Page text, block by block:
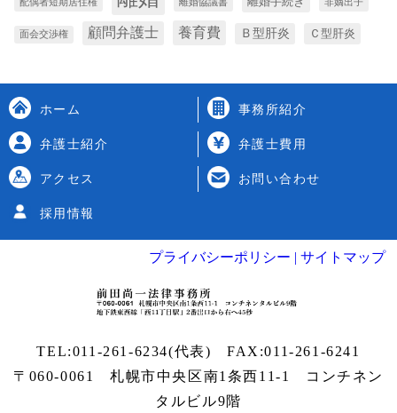
面会交渉権 顧問弁護士 養育費 Ｂ型肝炎 Ｃ型肝炎
ホーム 事務所紹介
弁護士紹介 弁護士費用
アクセス お問い合わせ
採用情報
プライバシーポリシー | サイトマップ
TEL:011-261-6234(代表) FAX:011-261-6241
〒060-0061 札幌市中央区南1条西11-1
コンチネン
タルビル9階